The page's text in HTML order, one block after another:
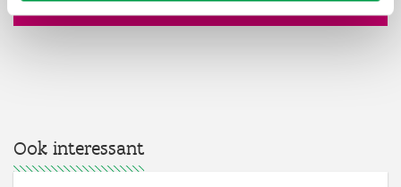
Ook interessant